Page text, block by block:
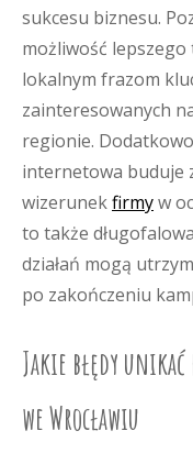
sukcesu biznesu.
możliwość
lokalnym frazom
zainteresowanych
regionie.
internetowa buduje
wizerunekfirmyw
to także
działań mogą
po zakończeniu
Jakie błędy
we Wrocławiu